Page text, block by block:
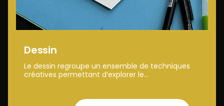
Dessin
Le dessin regroupe un ensemble de techniques
créatives permettant d’explorer le...